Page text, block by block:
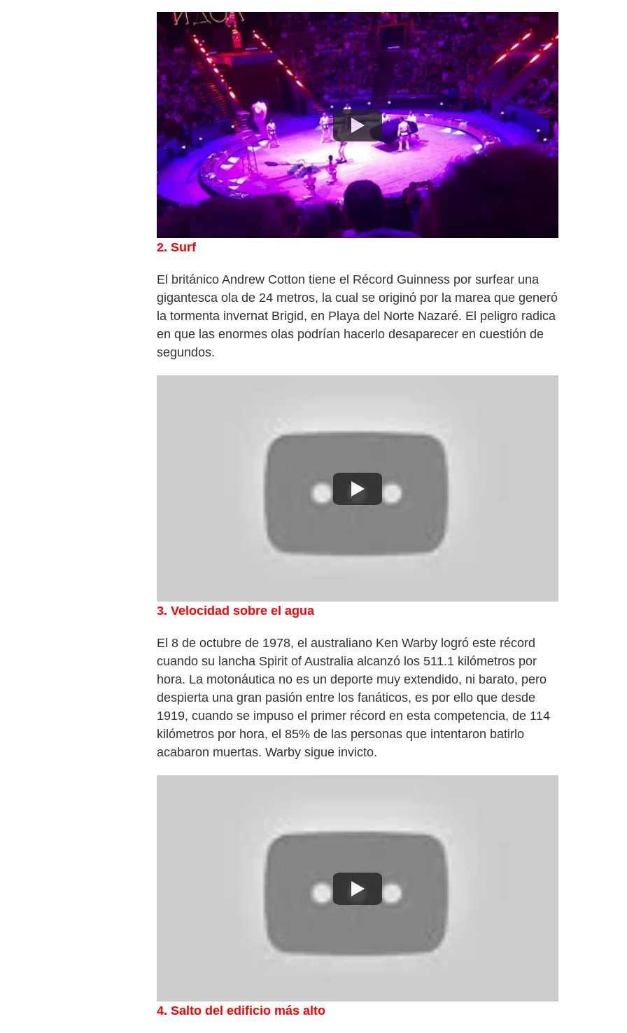
2. Surf
El británico Andrew Cotton tiene el Récord Guinness por surfear una
gigantesca ola de 24 metros, la cual se originó por la marea que generó
la tormenta invernat Brigid, en Playa del Norte Nazaré. El peligro radica
en que las enormes olas podrían hacerlo desaparecer en cuestión de
segundos.
3. Velocidad sobre el agua
El 8 de octubre de 1978, el australiano Ken Warby logró este récord
cuando su lancha Spirit of Australia alcanzó los 511.1 kilómetros por
hora. La motonáutica no es un deporte muy extendido, ni barato, pero
despierta una gran pasión entre los fanáticos, es por ello que desde
1919, cuando se impuso el primer récord en esta competencia, de 114
kilómetros por hora, el 85% de las personas que intentaron batirlo
acabaron muertas. Warby sigue invicto.
4. Salto del edificio más alto